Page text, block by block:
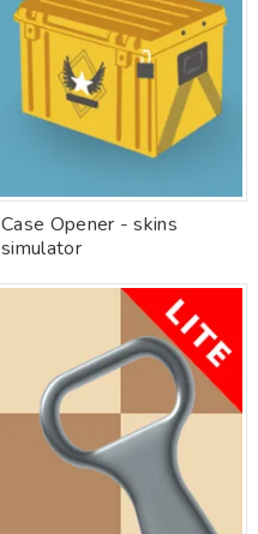
Case Opener - skins
simulator